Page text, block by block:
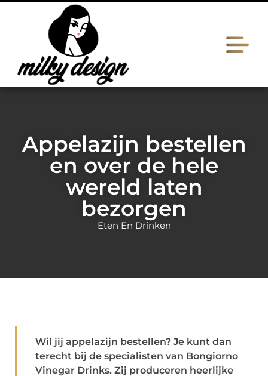
Appelazijn bestellen
en over de hele
wereld laten
bezorgen
Eten En Drinken
Wil jij appelazijn bestellen? Je kunt dan
terecht bij de specialisten van Bongiorno
Vinegar Drinks. Zij produceren heerlijke